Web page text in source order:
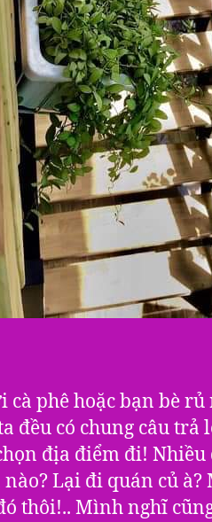
cà phê hoặc bạn bè
đều có chung câu trả
địa điểm đi!
Lại đi quán củ à?
thôi!.. Mình nghĩ